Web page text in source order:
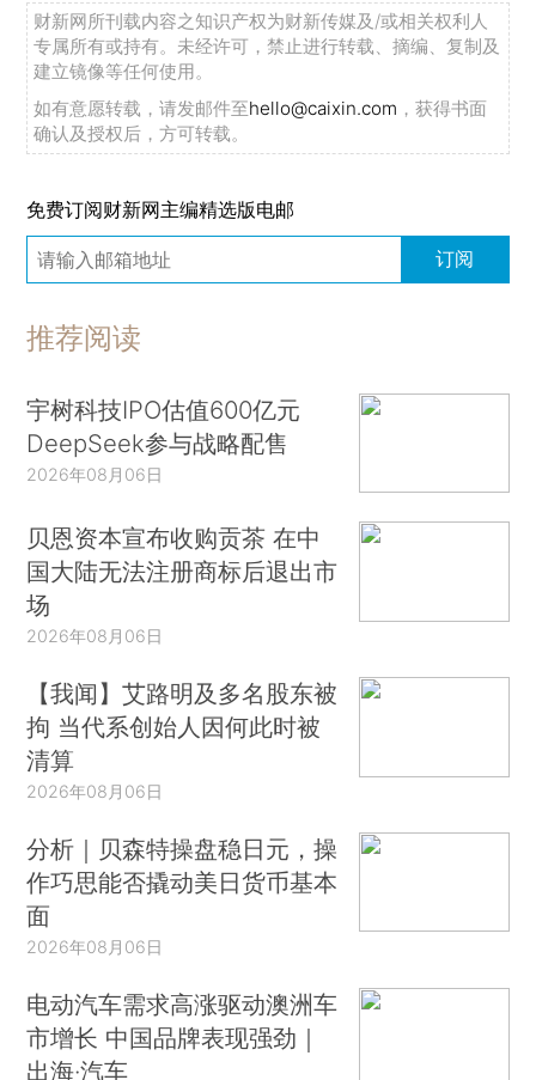
财新网所刊载内容之知识产权为财新传媒及/或相关权利人
专属所有或持有。未经许可，禁止进行转载、摘编、复制及
建立镜像等任何使用。
如有意愿转载，请发邮件至hello@caixin.com ，获得书面
确认及授权后，方可转载。
免费订阅财新网主编精选版电邮
订阅
推荐阅读
宇树科技IPO估值600亿元
DeepSeek参与战略配售
2026年08月06日
贝恩资本宣布收购贡茶 在中
国大陆无法注册商标后退出市
场
2026年08月06日
【我闻】艾路明及多名股东被
拘 当代系创始人因何此时被
清算
2026年08月06日
分析｜贝森特操盘稳日元，操
作巧思能否撬动美日货币基本
面
2026年08月06日
电动汽车需求高涨驱动澳洲车
市增长 中国品牌表现强劲｜
出海·汽车